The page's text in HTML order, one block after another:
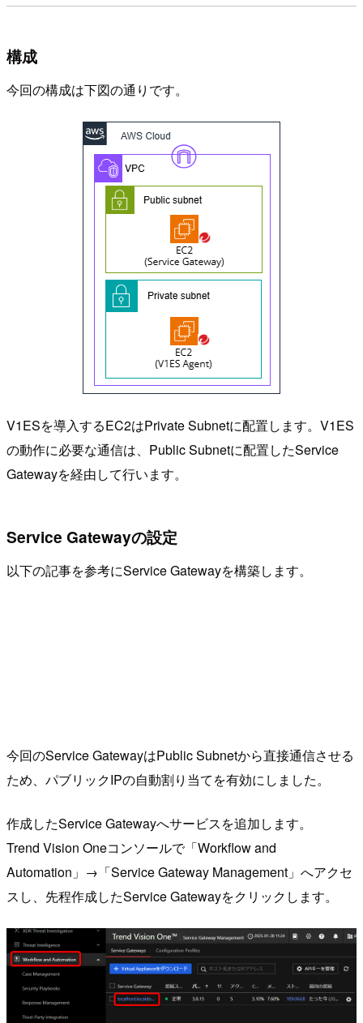
構成
今回の構成は下図の通りです。
V1ESを導入するEC2はPrivate Subnetに配置します。V1ES
の動作に必要な通信は、Public Subnetに配置したService
Gatewayを経由して行います。
Service Gatewayの設定
以下の記事を参考にService Gatewayを構築します。
今回のService GatewayはPublic Subnetから直接通信させる
ため、パブリックIPの自動割り当てを有効にしました。
作成したService Gatewayへサービスを追加します。
Trend Vision Oneコンソールで「Workflow and
Automation」→「Service Gateway Management」へアクセ
スし、先程作成したService Gatewayをクリックします。